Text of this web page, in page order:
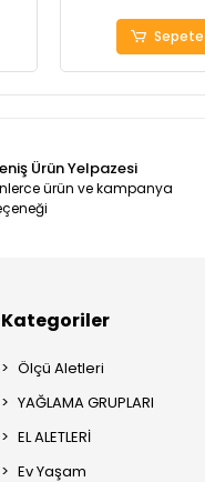
Sepete
Ürün Yelpazesi
ürün ve kampanya
Kategoriler
Ölçü Aletleri
YAĞLAMA GRUPLARI
EL ALETLERİ
Ev Yaşam